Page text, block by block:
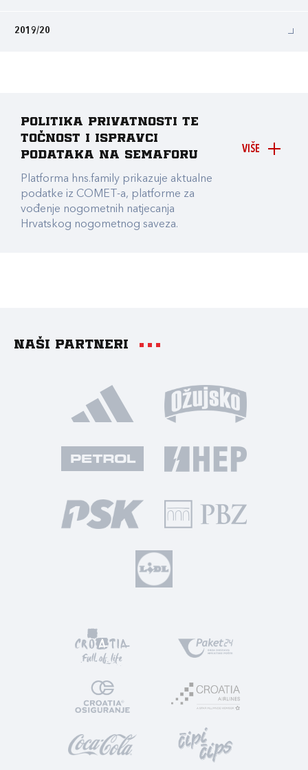
2019/20
VIŠE
Politika privatnosti te
točnost i ispravci
podataka na Semaforu
Platforma hns.family prikazuje aktualne
podatke iz COMET-a, platforme za
vođenje nogometnih natjecanja
Hrvatskog nogometnog saveza.
Naši partneri